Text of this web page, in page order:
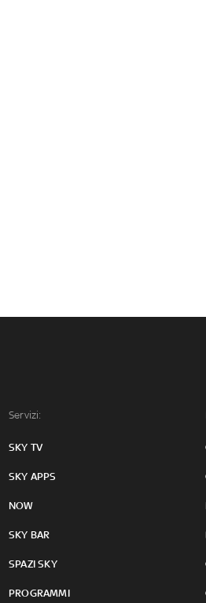
Servizi:
SKY TV
SKY APPS
NOW
SKY BAR
SPAZI SKY
PROGRAMMI